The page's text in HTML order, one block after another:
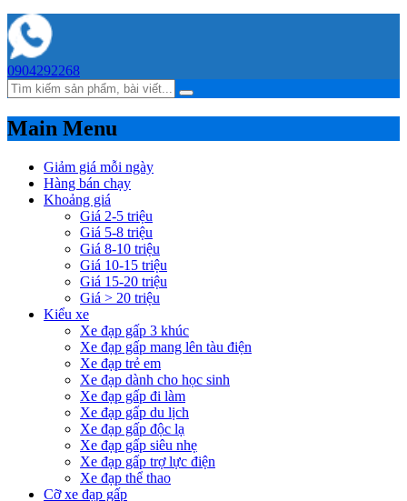
0904292268
Main Menu
Giảm giá mỗi ngày
Hàng bán chạy
Khoảng giá
Giá 2-5 triệu
Giá 5-8 triệu
Giá 8-10 triệu
Giá 10-15 triệu
Giá 15-20 triệu
Giá > 20 triệu
Kiểu xe
Xe đạp gấp 3 khúc
Xe đạp gấp mang lên tàu điện
Xe đạp trẻ em
Xe đạp dành cho học sinh
Xe đạp gấp đi làm
Xe đạp gấp du lịch
Xe đạp gấp độc lạ
Xe đạp gấp siêu nhẹ
Xe đạp gấp trợ lực điện
Xe đạp thể thao
Cỡ xe đạp gấp